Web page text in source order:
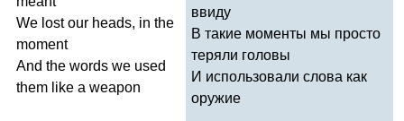
We lost our heads, in the
moment
And the words we used
them like a weapon
ввиду
В такие моменты мы просто
теряли головы
И использовали слова как
оружие